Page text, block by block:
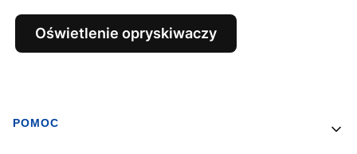
Oświetlenie opryskiwaczy
Linki w stopce
POMOC